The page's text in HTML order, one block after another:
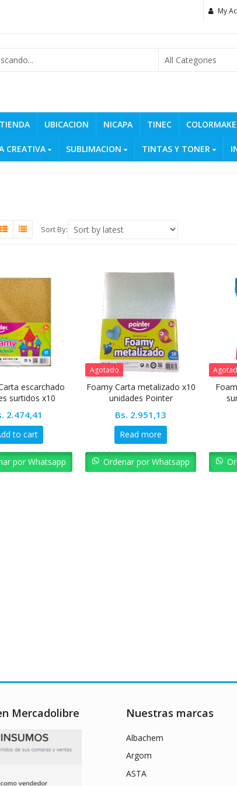
My
TIENDA UBICACION NICAPA TINEC COLORMAKE
CREATIVA SUBLIMACION TINTAS Y TONER
Sort By:
escarchado
surtidos x10
2.474,41
to cart
por Whatsapp
Agotado
Foamy Carta metalizado x10
unidades Pointer
Bs. 2.951,13
Read more
Ordenar por Whatsapp
Mercadolibre Nuestras marcas
Albachem
Argom
ASTA